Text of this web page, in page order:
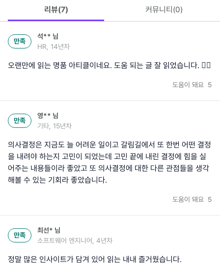
리뷰(7) 커뮤니티(0)
만족
석** 님
HR, 14년차
오랜만에 읽는 명품 아티클이네요. 도움 되는 글 잘 읽었습니다. 👍🏼
도움이 돼요 5
만족
영** 님
기타, 15년차
의사결정은 지금도 늘 어려운 일이고 갈림길에서 또 한번 어떤 결정
을 내려야 하는지 고민이 되었는데 고민 끝에 내린 결정에 힘을 실
어주는 내용들이라 좋았고 또 의사결정에 대한 다른 관점들을 생각
해볼 수 있는 기회라 좋았습니다.
도움이 돼요 5
만족
최선* 님
소프트웨어 엔지니어, 4년차
정말 많은 인사이트가 담겨 있어 읽는 내내 즐거웠습니다.